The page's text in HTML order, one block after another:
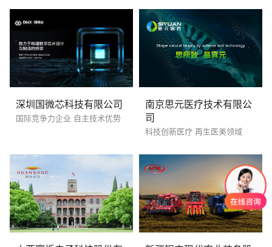
深圳国微芯科技有限公司
国际竞争力企业 自主技术优势
南京思元医疗技术有限公
司
科技创新医疗 再生医美领域